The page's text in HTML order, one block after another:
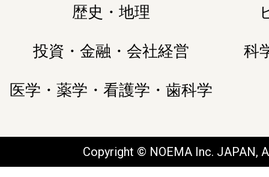
歴史・地理
投資・金融・会社経営 科
医学・薬学・看護学・歯科学
Copyright © NOEMA Inc. JAPAN,